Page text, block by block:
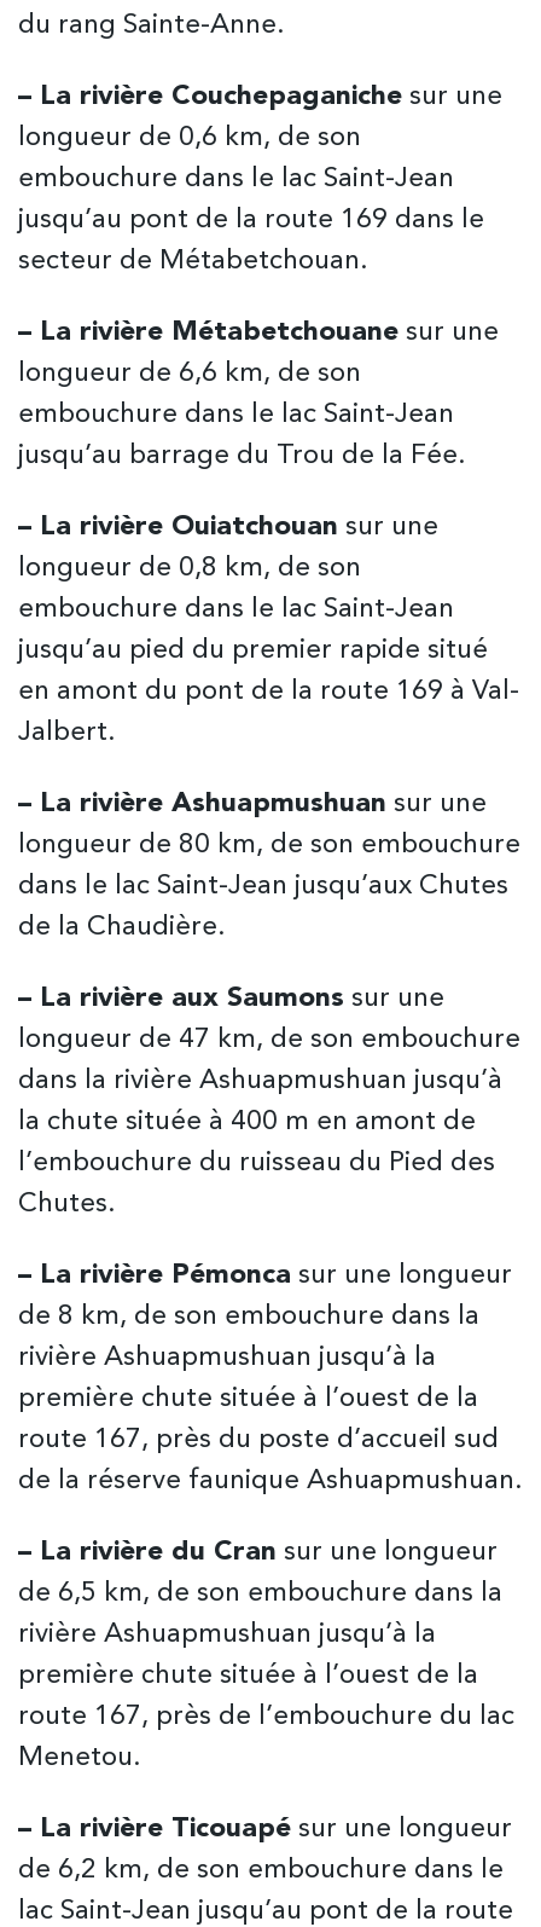
du rang Sainte-Anne.
– La rivière Couchepaganiche sur une
longueur de 0,6 km, de son
embouchure dans le lac Saint-Jean
jusqu’au pont de la route 169 dans le
secteur de Métabetchouan.
– La rivière Métabetchouane sur une
longueur de 6,6 km, de son
embouchure dans le lac Saint-Jean
jusqu’au barrage du Trou de la Fée.
– La rivière Ouiatchouan sur une
longueur de 0,8 km, de son
embouchure dans le lac Saint-Jean
jusqu’au pied du premier rapide situé
en amont du pont de la route 169 à Val-
Jalbert.
– La rivière Ashuapmushuan sur une
longueur de 80 km, de son embouchure
dans le lac Saint-Jean jusqu’aux Chutes
de la Chaudière.
– La rivière aux Saumons sur une
longueur de 47 km, de son embouchure
dans la rivière Ashuapmushuan jusqu’à
la chute située à 400 m en amont de
l’embouchure du ruisseau du Pied des
Chutes.
– La rivière Pémonca sur une longueur
de 8 km, de son embouchure dans la
rivière Ashuapmushuan jusqu’à la
première chute située à l’ouest de la
route 167, près du poste d’accueil sud
de la réserve faunique Ashuapmushuan.
– La rivière du Cran sur une longueur
de 6,5 km, de son embouchure dans la
rivière Ashuapmushuan jusqu’à la
première chute située à l’ouest de la
route 167, près de l’embouchure du lac
Menetou.
– La rivière Ticouapé sur une longueur
de 6,2 km, de son embouchure dans le
lac Saint-Jean jusqu’au pont de la route